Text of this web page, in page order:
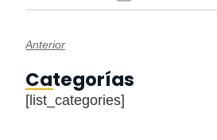
Anterior
Categorías
[list_categories]